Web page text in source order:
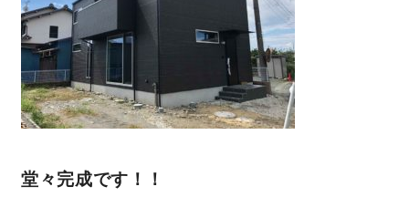
堂々完成です！！